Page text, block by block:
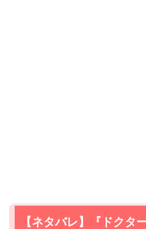
【ネタバレ】『ドクタ